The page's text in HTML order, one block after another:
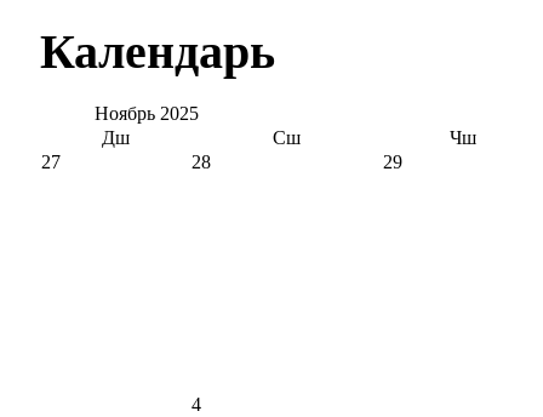
Календарь
Ноябрь 2025
Дш
Сш
Чш
27
28 29
4